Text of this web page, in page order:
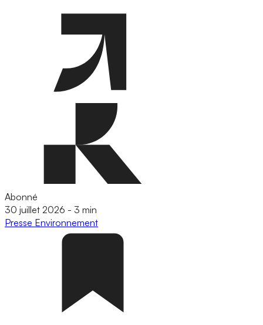
Abonné
30 juillet 2026 - 3 min
Presse Environnement